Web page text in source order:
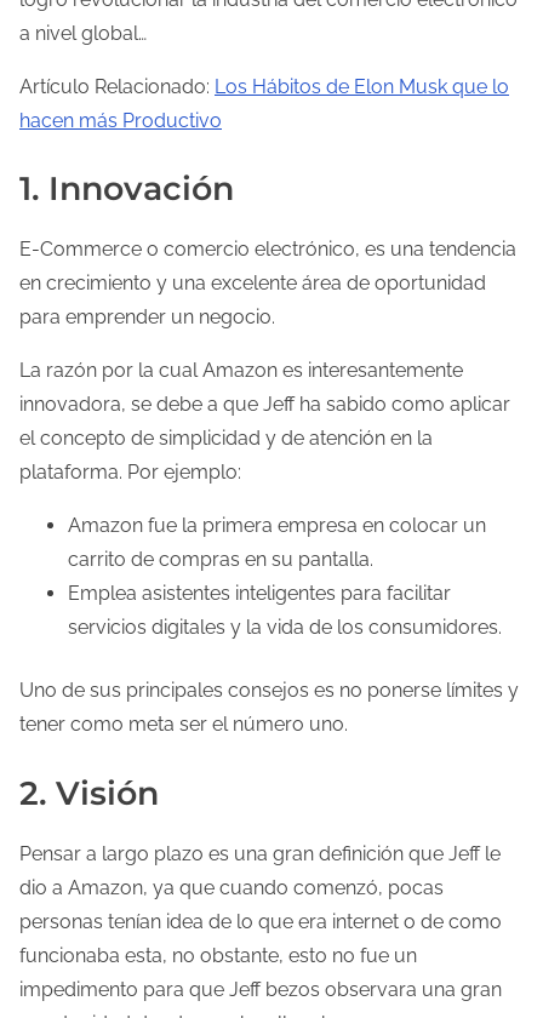
a nivel global…
Artículo Relacionado: Los Hábitos de Elon Musk que lo
hacen más Productivo
1. Innovación
E-Commerce o comercio electrónico, es una tendencia
en crecimiento y una excelente área de oportunidad
para emprender un negocio.
La razón por la cual Amazon es interesantemente
innovadora, se debe a que Jeff ha sabido como aplicar
el concepto de simplicidad y de atención en la
plataforma. Por ejemplo:
Amazon fue la primera empresa en colocar un
carrito de compras en su pantalla.
Emplea asistentes inteligentes para facilitar
servicios digitales y la vida de los consumidores.
Uno de sus principales consejos es no ponerse límites y
tener como meta ser el número uno.
2. Visión
Pensar a largo plazo es una gran definición que Jeff le
dio a Amazon, ya que cuando comenzó, pocas
personas tenían idea de lo que era internet o de como
funcionaba esta, no obstante, esto no fue un
impedimento para que Jeff bezos observara una gran